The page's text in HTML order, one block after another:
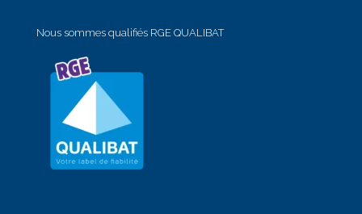
Nous sommes qualifiés RGE QUALIBAT